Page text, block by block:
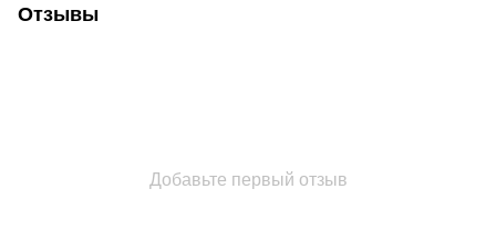
Отзывы
Добавьте первый отзыв